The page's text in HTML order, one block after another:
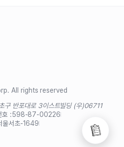
All rights reserved
구 반포대로 3이스트빌딩 (우)06711
호 :598-87-00226
울서초-1649